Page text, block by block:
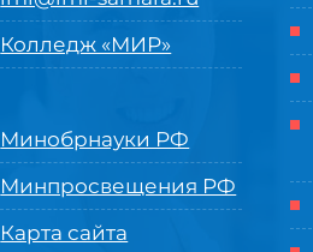
Колледж «МИР»
Минобрнауки РФ
Минпросвещения РФ
Карта сайта